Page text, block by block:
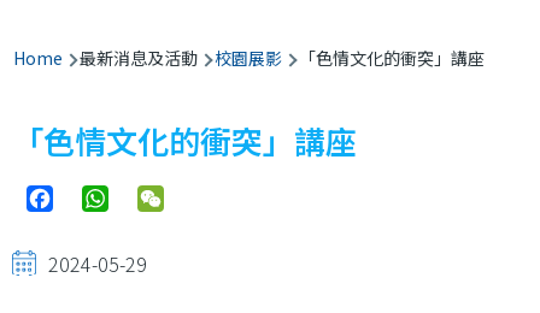
Breadcrumb
Home 最新消息及活動 校園展影 「色情文化的衝突」講座
「色情文化的衝突」講座
FacebookWhatsApp
2024-05-29